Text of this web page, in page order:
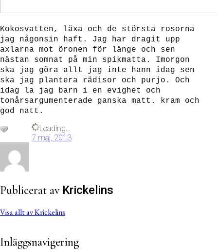
Kokosvatten, läxa och de största rosorna
jag någonsin haft. Jag har dragit upp
axlarna mot öronen för länge och sen
nästan somnat på min spikmatta. Imorgon
ska jag göra allt jag inte hann idag sen
ska jag plantera rädisor och purjo. Och
idag la jag barn i en evighet och
tonårsargumenterade ganska matt. kram och
god natt.
Loading...
7 maj, 2013
Publicerat av Krickelins
Visa allt av Krickelins
Inläggsnavigering